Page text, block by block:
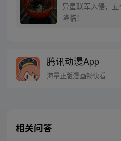
异星联军入侵，
降临！
腾讯动漫App
海量正版漫画畅快看
相关问答